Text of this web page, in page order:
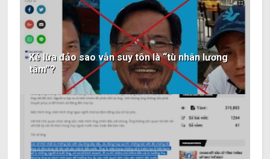
Kẻ lừa đảo sao vẫn suy tôn là “tù nhân lương
tâm”?